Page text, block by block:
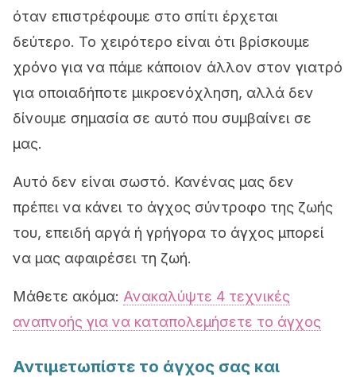
όταν επιστρέφουμε στο σπίτι έρχεται
δεύτερο. Το χειρότερο είναι ότι βρίσκουμε
χρόνο για να πάμε κάποιον άλλον στον γιατρό
για οποιαδήποτε μικροενόχληση, αλλά δεν
δίνουμε σημασία σε αυτό που συμβαίνει σε
μας.
Αυτό δεν είναι σωστό. Κανένας μας δεν
πρέπει να κάνει το άγχος σύντροφο της ζωής
του, επειδή αργά ή γρήγορα το άγχος μπορεί
να μας αφαιρέσει τη ζωή.
Μάθετε ακόμα: Ανακαλύψτε 4 τεχνικές
αναπνοής για να καταπολεμήσετε το άγχος
Αντιμετωπίστε το άγχος σας και